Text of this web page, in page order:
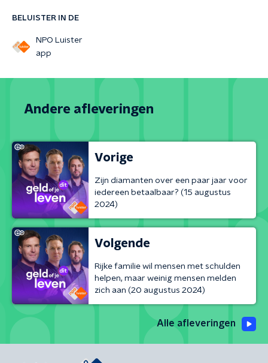
BELUISTER IN DE
NPO Luister
app
Andere afleveringen
Vorige
Zijn diamanten over een paar jaar voor
iedereen betaalbaar? (15 augustus
2024)
Volgende
Rijke familie wil mensen met schulden
helpen, maar weinig mensen melden
zich aan (20 augustus 2024)
Alle afleveringen